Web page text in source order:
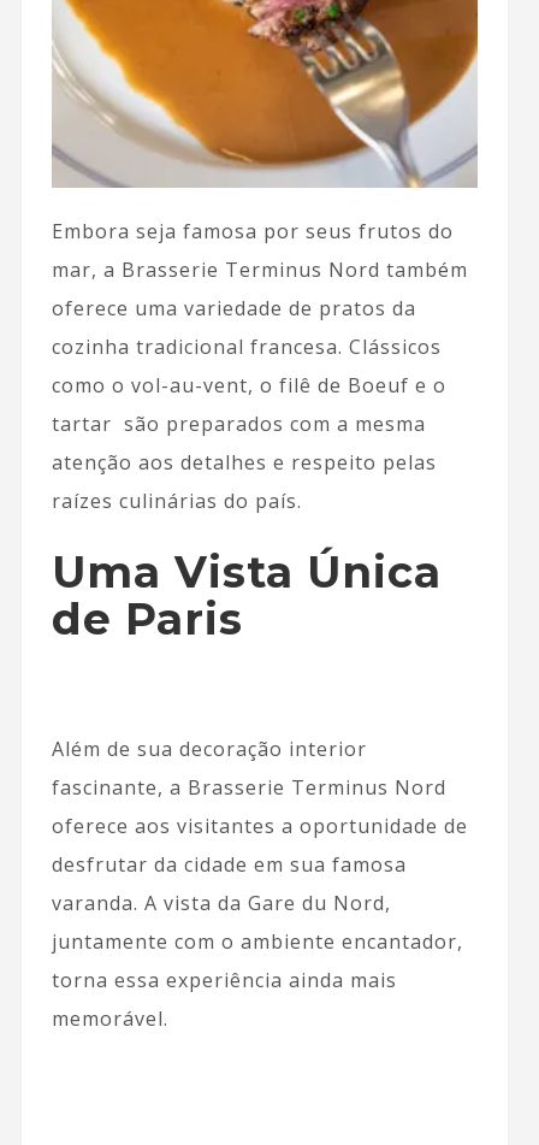
Embora seja famosa por seus frutos do
mar, a Brasserie Terminus Nord também
oferece uma variedade de pratos da
cozinha tradicional francesa. Clássicos
como o vol-au-vent, o filê de Boeuf e o
tartar são preparados com a mesma
atenção aos detalhes e respeito pelas
raízes culinárias do país.
Uma Vista Única
de Paris
Além de sua decoração interior
fascinante, a Brasserie Terminus Nord
oferece aos visitantes a oportunidade de
desfrutar da cidade em sua famosa
varanda. A vista da Gare du Nord,
juntamente com o ambiente encantador,
torna essa experiência ainda mais
memorável.